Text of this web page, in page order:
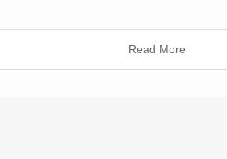
Read More